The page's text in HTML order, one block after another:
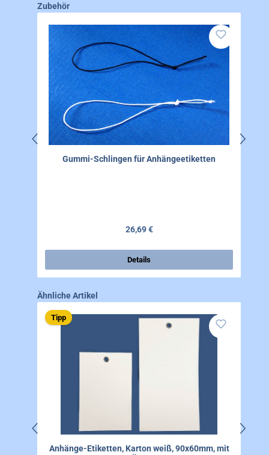
Produktgalerie überspringen
Zubehör
Gummi-Schlingen für Anhängeetiketten
Regulärer Preis:
26,69 €
Details
Produktgalerie überspringen
Ähnliche Artikel
Tipp
Anhänge-Etiketten, Karton weiß, 90x60mm, mit